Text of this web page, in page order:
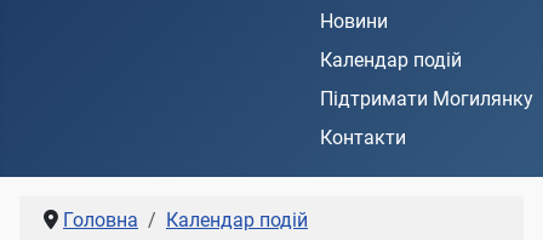
Новини
Календар подій
Підтримати Могилянку
Контакти
Головна Календар подій